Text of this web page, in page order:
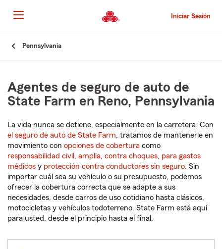
al
contenido
principal
Iniciar Sesión
Pennsylvania
Agentes de seguro de auto de
State Farm en Reno, Pennsylvania
La vida nunca se detiene, especialmente en la carretera. Con
el seguro de auto de State Farm, tratamos de mantenerle en
movimiento con opciones de cobertura como
responsabilidad civil , amplia, contra choques, para gastos
médicos y protección contra conductores sin seguro. Sin
importar cuál sea su vehículo o su presupuesto, podemos
ofrecer la cobertura correcta que se adapte a sus
necesidades, desde carros de uso cotidiano hasta clásicos,
motocicletas y vehículos todoterreno. State Farm está aquí
para usted, desde el principio hasta el final.